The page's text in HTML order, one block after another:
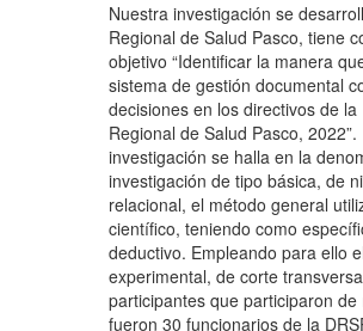
Nuestra investigación se
Regional de Salud Pasco, tiene
objetivo “Identificar la manera
sistema de gestión documental
decisiones en los directivos de la
Regional de Salud Pasco,
investigación se halla en la
investigación de tipo básica, de
relacional, el método general
científico, teniendo como
deductivo. Empleando para ello
experimental, de corte
participantes que participaron
fueron 30 funcionarios de la